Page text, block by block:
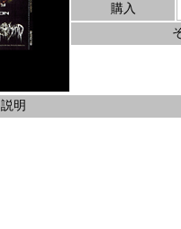
購入
明